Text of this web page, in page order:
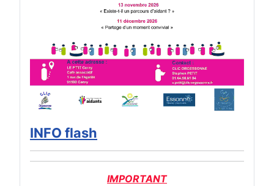
INFO flash
IMPORTANT